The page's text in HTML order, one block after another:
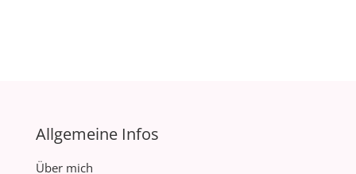
Allgemeine Infos
Über mich